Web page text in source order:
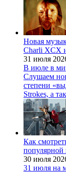
Новая
Charli XCX
31 июля
В июле в
Слушаем
степени
Strokes, а
Как
популярной
30 июля
31 июля на